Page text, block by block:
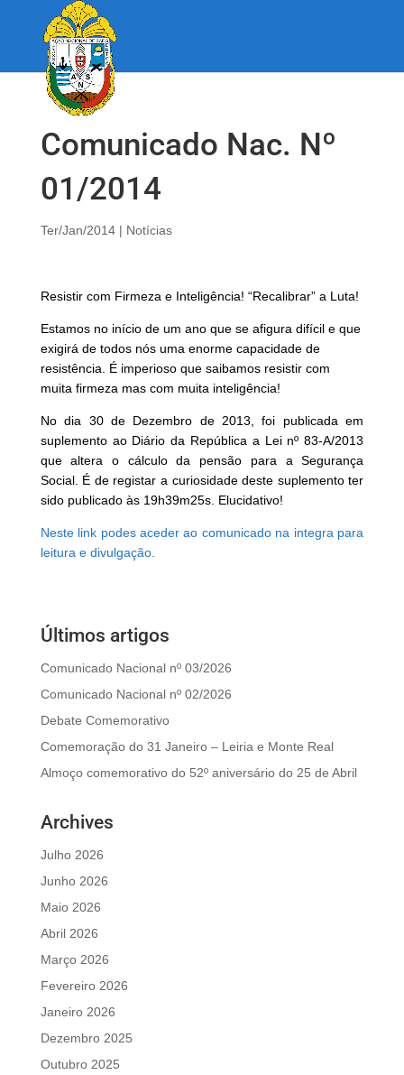
Comunicado Nac. Nº
01/2014
Ter/Jan/2014| Notícias
Resistir com Firmeza e Inteligência! “Recalibrar” a Luta!
Estamos no início de um ano que se afigura difícil e que
exigirá de todos nós uma enorme capacidade de
resistência. É imperioso que saibamos resistir com
muita firmeza mas com muita inteligência!
No dia 30 de Dezembro de 2013, foi publicada em
suplemento ao Diário da República a Lei nº 83-A/2013
que altera o cálculo da pensão para a Segurança
Social. É de registar a curiosidade deste suplemento ter
sido publicado às 19h39m25s. Elucidativo!
Neste link podes aceder ao comunicado na integra para
leitura e divulgação.
Últimos artigos
Comunicado Nacional nº 03/2026
Comunicado Nacional nº 02/2026
Debate Comemorativo
Comemoração do 31 Janeiro – Leiria e Monte Real
Almoço comemorativo do 52º aniversário do 25 de Abril
Archives
Julho 2026
Junho 2026
Maio 2026
Abril 2026
Março 2026
Fevereiro 2026
Janeiro 2026
Dezembro 2025
Outubro 2025